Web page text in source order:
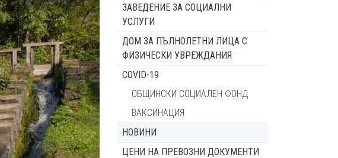
ЗАВЕДЕНИЕ ЗА СОЦИАЛНИ
УСЛУГИ
ДОМ ЗА ПЪЛНОЛЕТНИ ЛИЦА С
ФИЗИЧЕСКИ УВРЕЖДАНИЯ
COVID-19
ОБЩИНСКИ СОЦИАЛЕН ФОНД
ВАКСИНАЦИЯ
НОВИНИ
ЦЕНИ НА ПРЕВОЗНИ ДОКУМЕНТИ